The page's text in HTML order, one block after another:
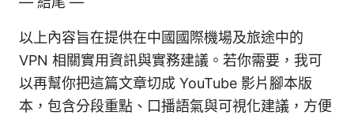
以上內容旨在提供在中國國際機場及旅途中的
VPN 相關實用資訊與實務建議。若你需要，我可
以再幫你把這篇文章切成 YouTube 影片腳本版
本，包含分段重點、口播語氣與可視化建議，方便